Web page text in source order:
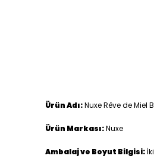
Ürün Adı:Nuxe Rêve de Miel
Ürün Markası:Nuxe
Ambalaj ve Boyut Bilgisi: